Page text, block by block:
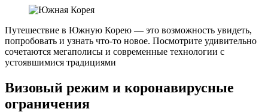
Путешествие в Южную Корею — это возможность увидеть,
попробовать и узнать что-то новое. Посмотрите удивительно
сочетаются мегаполисы и современные технологии с
устоявшимися традициями
Визовый режим и коронавирусные
ограничения